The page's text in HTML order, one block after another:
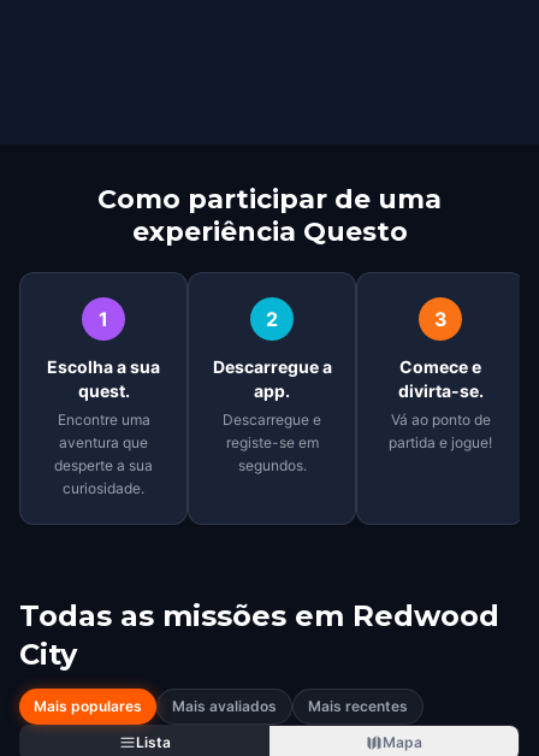
Como participar de uma
experiência Questo
1
Escolha a sua
quest.
Encontre uma
aventura que
desperte a sua
curiosidade.
2
Descarregue a
app.
Descarregue e
registe-se em
segundos.
3
Comece e
divirta-se.
Vá ao ponto de
partida e jogue!
Todas as missões em Redwood
City
Mais populares Mais avaliados
Mais recentes
Lista
Mapa